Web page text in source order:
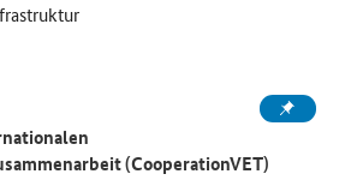
(CooperationVET)